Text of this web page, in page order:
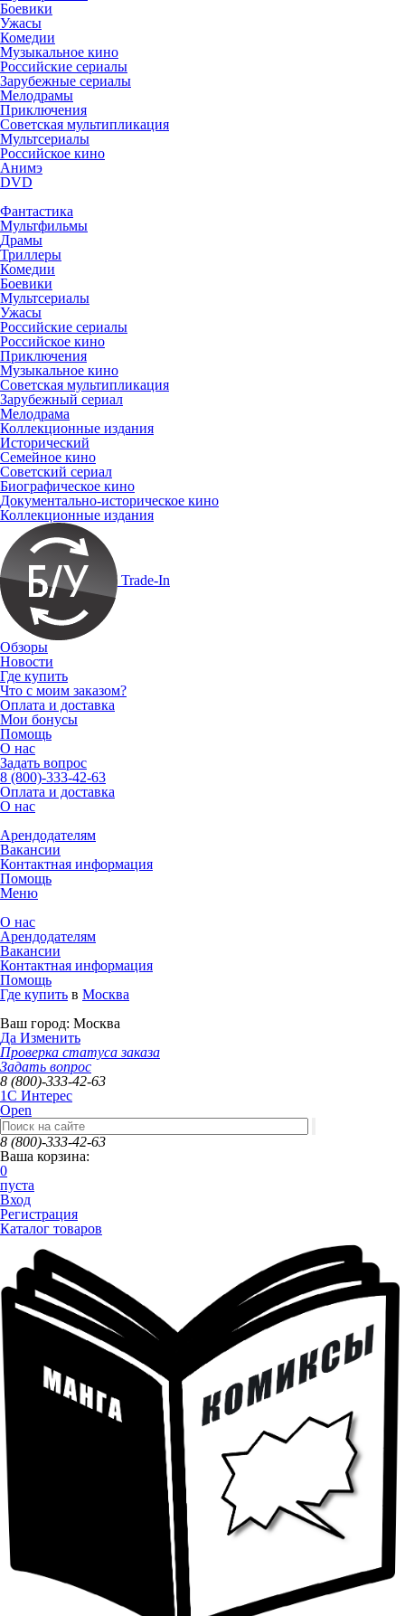
Боевики
Ужасы
Комедии
Музыкальное кино
Российские сериалы
Зарубежные сериалы
Мелодрамы
Приключения
Советская мультипликация
Мультсериалы
Российское кино
Анимэ
DVD
Фантастика
Мультфильмы
Драмы
Триллеры
Комедии
Боевики
Мультсериалы
Ужасы
Российские сериалы
Российское кино
Приключения
Музыкальное кино
Советская мультипликация
Зарубежный сериал
Мелодрама
Коллекционные издания
Исторический
Семейное кино
Советский сериал
Биографическое кино
Документально-историческое кино
Коллекционные издания
Trade-In
Обзоры
Новости
Где купить
Что с моим заказом?
Оплата и доставка
Мои бонусы
Помощь
О нас
Задать вопрос
8 (800)-333-42-63
Оплата и доставка
О нас
Арендодателям
Вакансии
Контактная информация
Помощь
Меню
О нас
Арендодателям
Вакансии
Контактная информация
Помощь
Где купить в Москва
Ваш город: Москва
Да Изменить
Проверка статуса заказа
Задать вопрос
8 (800)-333-42-63
1C Интерес
Open
8 (800)-333-42-63
Ваша корзина:
0
пуста
Вход
Регистрация
Каталог товаров